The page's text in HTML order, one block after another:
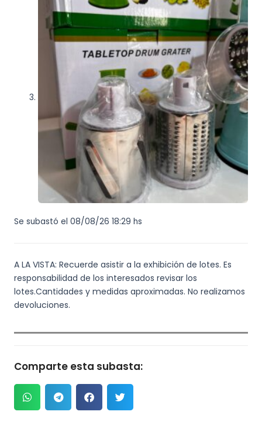
Se subastó el 08/08/26 18:29 hs
A LA VISTA: Recuerde asistir a la exhibición de lotes. Es
responsabilidad de los interesados revisar los
lotes.Cantidades y medidas aproximadas. No realizamos
devoluciones.
Comparte esta subasta: